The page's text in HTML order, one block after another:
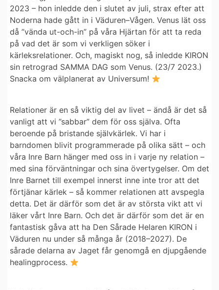
2023 – hon inledde den i slutet av juli, strax efter att
Noderna hade gått in i Väduren–Vågen. Venus lät oss
då ”vända ut-och-in” på våra Hjärtan för att ta reda
på vad det är som vi verkligen söker i
kärleksrelationer. Och, magiskt nog, så inledde KIRON
sin retrograd SAMMA DAG som Venus. (23/7 2023.)
Snacka om välplanerat av Universum!
Relationer är en så viktig del av livet – ändå är det så
vanligt att vi ”sabbar” dem för oss själva. Ofta
beroende på bristande självkärlek. Vi har i
barndomen blivit programmerade på olika sätt – och
våra Inre Barn hänger med oss in i varje ny relation –
med sina förväntningar och sina övertygelser. Om det
Inre Barnet till exempel innerst inne inte tror att det
förtjänar kärlek – så kommer relationen att avspegla
detta. Det är därför som det är av största vikt att vi
läker vårt Inre Barn. Och det är därför som det är en
fantastisk gåva att ha Den Sårade Helaren KIRON i
Väduren nu under så många år (2018–2027). De
sårade delarna av Jaget får genomgå en djupgående
healingprocess.